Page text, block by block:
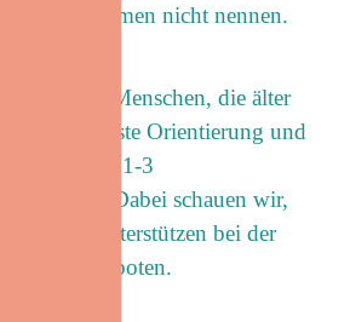
deinen Namen nicht nennen.
Für alle Menschen, die älter
wir eine erste Orientierung und
Diese kann 1-3
umfassen. Dabei schauen wir,
und unterstützen bei der
Angeboten.